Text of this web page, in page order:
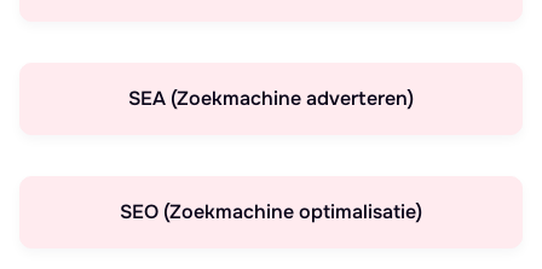
SEA (Zoekmachine adverteren)
SEO (Zoekmachine optimalisatie)